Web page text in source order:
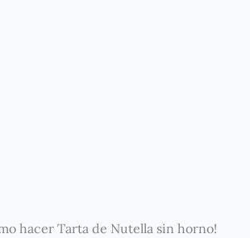
hacer Tarta de Nutella sin horno!